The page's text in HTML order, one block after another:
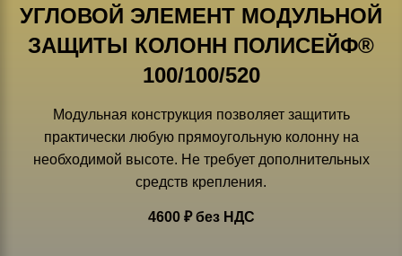
УГЛОВОЙ ЭЛЕМЕНТ МОДУЛЬНОЙ
ЗАЩИТЫ КОЛОНН ПОЛИСЕЙФ®
100/100/520
Модульная конструкция позволяет защитить
практически любую прямоугольную колонну на
необходимой высоте. Не требует дополнительных
средств крепления.
4600 ₽ без НДС